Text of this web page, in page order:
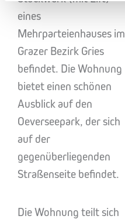
eines
Mehrparteienhauses im
Grazer Bezirk Gries
befindet. Die Wohnung
bietet einen schönen
Ausblick auf den
Oeverseepark, der sich
auf der
gegenüberliegenden
Straßenseite befindet.
Die Wohnung teilt sich